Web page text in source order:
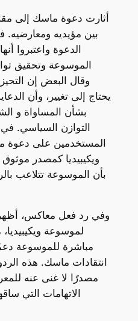
أثارت دعوة ماسك إلى
بين مؤيديه
الدعوة واعتبروا
الموسوعة وتحقيق
وقال البعض إن
يحتاج إلى تغيير، وأن
بشأن المساواة و
التوازن السياسي.
المستخدمين على دعوة
ويكيبيديا كمصدر موثوق
بأن الموسوعة تتلاعب
وفي رد فعل معاكس،
لموسوعة ويكيبيديا،
مباشرة للموسوعة
انتقادات ماسك. هذه
مصدرًا لا غنى عنه
الاتهامات التي